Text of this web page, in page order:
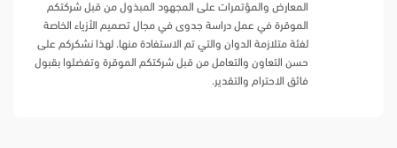
المعارض والمؤتمرات على المجهود المبذول من قبل شركتكم
الموقرة في عمل دراسة جدوى في مجال تصميم الأزياء الخاصة
لفئة متلازمة الدوان والتي تم الاستفادة منها. لهذا نشكركم على
حسن التعاون والتعامل من قبل شركتكم الموقرة وتفضلوا بقبول
فائق الاحترام والتقدير.